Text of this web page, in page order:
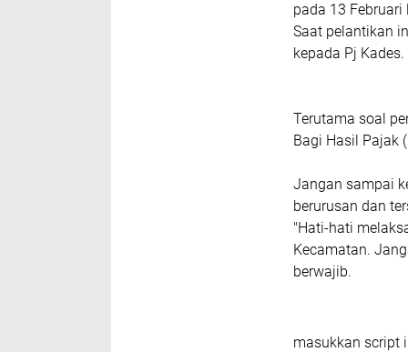
pada 13 Februari
Saat pelantikan
kepada Pj Kades.
Terutama soal
Bagi Hasil Pajak
Jangan sampai
berurusan dan
"Hati-hati
Kecamatan.
berwajib.
masukkan script